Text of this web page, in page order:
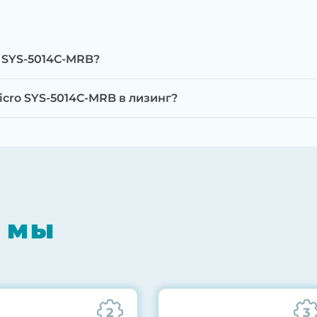
на специализированном оборудовании с
нагрузкой в течение 72 часов для проверки
5014C-MRB?
SYS-5014C-MRB в лизинг?
мы
2 3